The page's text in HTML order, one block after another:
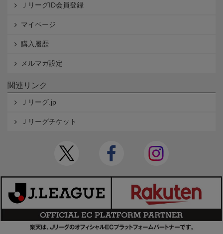
ＪリーグID会員登録
マイページ
購入履歴
メルマガ設定
関連リンク
Ｊリーグ.jp
Ｊリーグチケット